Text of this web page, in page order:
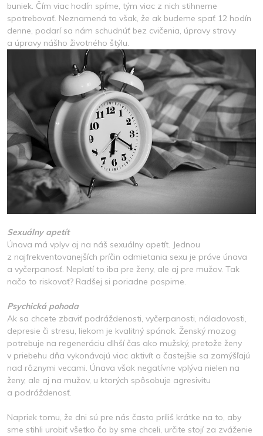
buniek. Čím viac hodín spíme, tým viac z nich stihneme
spotrebovať. Neznamená to však, že ak budeme spať 12 hodín
denne, podarí sa nám schudnúť bez cvičenia, úpravy stravy
a úpravy nášho životného štýlu.
Sexuálny apetít
Únava má vplyv aj na náš sexuálny apetít. Jednou
z najfrekventovanejších príčin odmietania sexu je práve únava
a vyčerpanosť. Neplatí to iba pre ženy, ale aj pre mužov. Tak
načo to riskovať? Radšej si poriadne pospime.
Psychická pohoda
Ak sa chcete zbaviť podráždenosti, vyčerpanosti, náladovosti,
depresie či stresu, liekom je kvalitný spánok. Ženský mozog
potrebuje na regeneráciu dlhší čas ako mužský, pretože ženy
v priebehu dňa vykonávajú viac aktivít a častejšie sa zamýšľajú
nad rôznymi vecami. Únava však negatívne vplýva nielen na
ženy, ale aj na mužov, u ktorých spôsobuje agresivitu
a podráždenosť.
Napriek tomu, že dni sú pre nás často príliš krátke na to, aby
sme stihli urobiť všetko čo by sme chceli, určite stojí za zváženie